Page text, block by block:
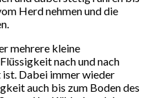
Herd nehmen und die
mehrere kleine
nach und nach
Dabei immer wieder
auch bis zum Boden des